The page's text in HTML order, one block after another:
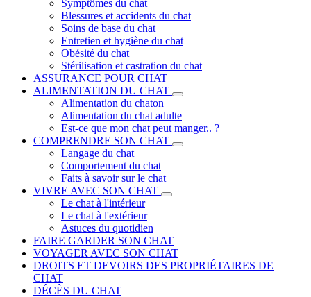
Symptômes du chat
Blessures et accidents du chat
Soins de base du chat
Entretien et hygiène du chat
Obésité du chat
Stérilisation et castration du chat
ASSURANCE POUR CHAT
ALIMENTATION DU CHAT
Alimentation du chaton
Alimentation du chat adulte
Est-ce que mon chat peut manger.. ?
COMPRENDRE SON CHAT
Langage du chat
Comportement du chat
Faits à savoir sur le chat
VIVRE AVEC SON CHAT
Le chat à l'intérieur
Le chat à l'extérieur
Astuces du quotidien
FAIRE GARDER SON CHAT
VOYAGER AVEC SON CHAT
DROITS ET DEVOIRS DES PROPRIÉTAIRES DE
CHAT
DÉCÈS DU CHAT